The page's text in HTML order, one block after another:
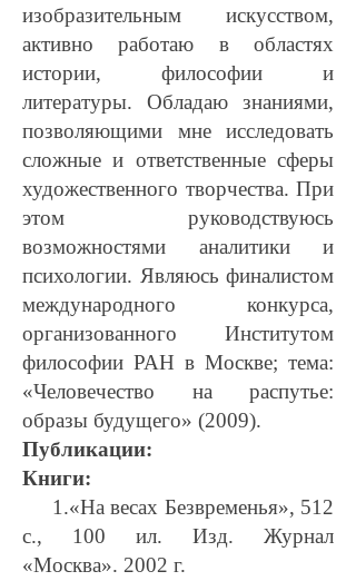
изобразительным искусством,
активно работаю в областях
истории, философии и
литературы. Обладаю знаниями,
позволяющими мне исследовать
сложные и ответственные сферы
художественного творчества. При
этом руководствуюсь
возможностями аналитики и
психологии. Являюсь финалистом
международного конкурса,
организованного Институтом
философии РАН в Москве; тема:
«Человечество на распутье:
образы будущего» (2009).
Публикации:
Книги:
1.«На весах Безвременья», 512
с., 100 ил. Изд. Журнал
«Москва». 2002 г.